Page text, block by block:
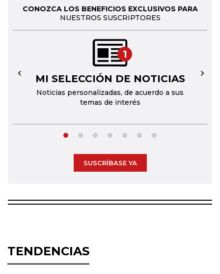
CONOZCA LOS BENEFICIOS EXCLUSIVOS PARA
NUESTROS SUSCRIPTORES
1
MI SELECCIÓN DE NOTICIAS
Noticias personalizadas, de acuerdo a sus
temas de interés
← →
SUSCRÍBASE YA
TENDENCIAS